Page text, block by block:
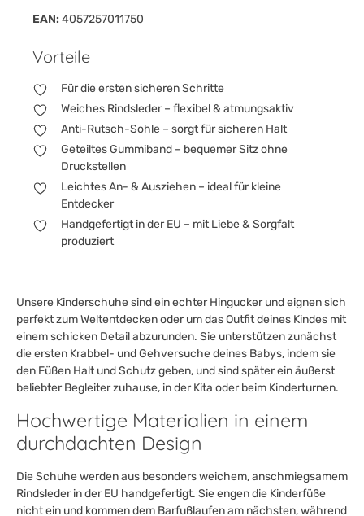
EAN: 4057257011750
Vorteile
Für die ersten sicheren Schritte
Weiches Rindsleder – flexibel & atmungsaktiv
Anti-Rutsch-Sohle – sorgt für sicheren Halt
Geteiltes Gummiband – bequemer Sitz ohne
Druckstellen
Leichtes An- & Ausziehen – ideal für kleine
Entdecker
Handgefertigt in der EU – mit Liebe & Sorgfalt
produziert
Unsere Kinderschuhe sind ein echter Hingucker und eignen sich
perfekt zum Weltentdecken oder um das Outfit deines Kindes mit
einem schicken Detail abzurunden. Sie unterstützen zunächst
die ersten Krabbel- und Gehversuche deines Babys, indem sie
den Füßen Halt und Schutz geben, und sind später ein äußerst
beliebter Begleiter zuhause, in der Kita oder beim Kinderturnen.
Hochwertige Materialien in einem
durchdachten Design
Die Schuhe werden aus besonders weichem, anschmiegsamem
Rindsleder in der EU handgefertigt. Sie engen die Kinderfüße
nicht ein und kommen dem Barfußlaufen am nächsten, während